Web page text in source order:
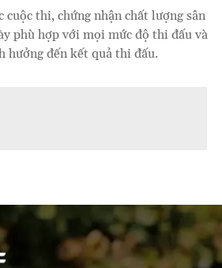
cuộc thi, chứng nhận chất lượng sân
phù hợp với mọi mức độ thi đấu và
hưởng đến kết quả thi đấu.